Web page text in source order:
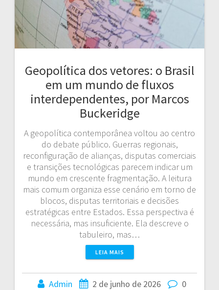
Geopolítica dos vetores: o Brasil
em um mundo de fluxos
interdependentes, por Marcos
Buckeridge
A geopolítica contemporânea voltou ao centro
do debate público. Guerras regionais,
reconfiguração de alianças, disputas comerciais
e transições tecnológicas parecem indicar um
mundo em crescente fragmentação. A leitura
mais comum organiza esse cenário em torno de
blocos, disputas territoriais e decisões
estratégicas entre Estados. Essa perspectiva é
necessária, mas insuficiente. Ela descreve o
tabuleiro, mas…
LEIA MAIS
Admin 2 de junho de 2026 0